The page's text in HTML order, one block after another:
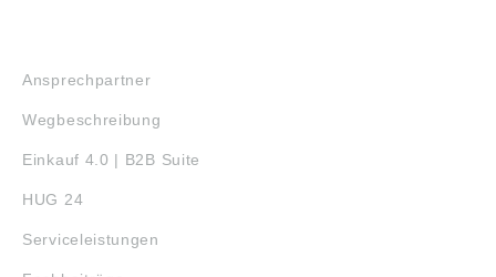
Ansprechpartner
Wegbeschreibung
Einkauf 4.0 | B2B Suite
HUG 24
Serviceleistungen